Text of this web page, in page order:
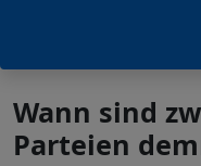
Wann sind
Parteien